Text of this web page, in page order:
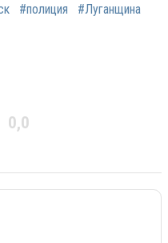
#полиция
#Луганщина
0,0